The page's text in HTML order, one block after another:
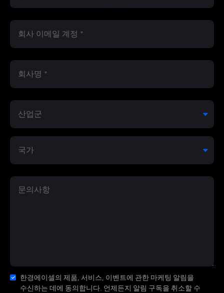
한경에이셀의 제품, 서비스, 이벤트에 관한 마케팅 알림을
수신하는 데에 동의합니다. 언제든지 알림 구독을 취소할 수